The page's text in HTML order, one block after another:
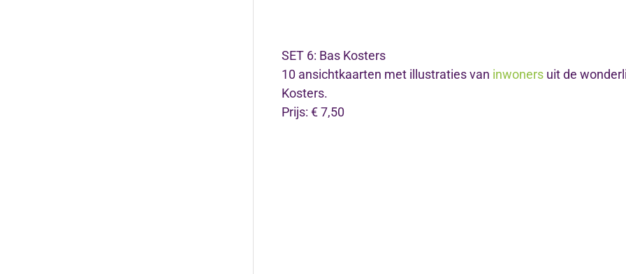
SET 6: Bas Kosters
10 ansichtkaarten met illustraties van inwoners uit de
Kosters.
Prijs: € 7,50